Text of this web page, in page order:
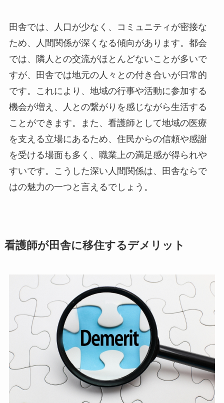
田舎では、人口が少なく、コミュニティが密接な
ため、人間関係が深くなる傾向があります。都会
では、隣人との交流がほとんどないことが多いで
すが、田舎では地元の人々との付き合いが日常的
です。これにより、地域の行事や活動に参加する
機会が増え、人との繋がりを感じながら生活する
ことができます。また、看護師として地域の医療
を支える立場にあるため、住民からの信頼や感謝
を受ける場面も多く、職業上の満足感が得られや
すいです。こうした深い人間関係は、田舎ならで
はの魅力の一つと言えるでしょう。
看護師が田舎に移住するデメリット